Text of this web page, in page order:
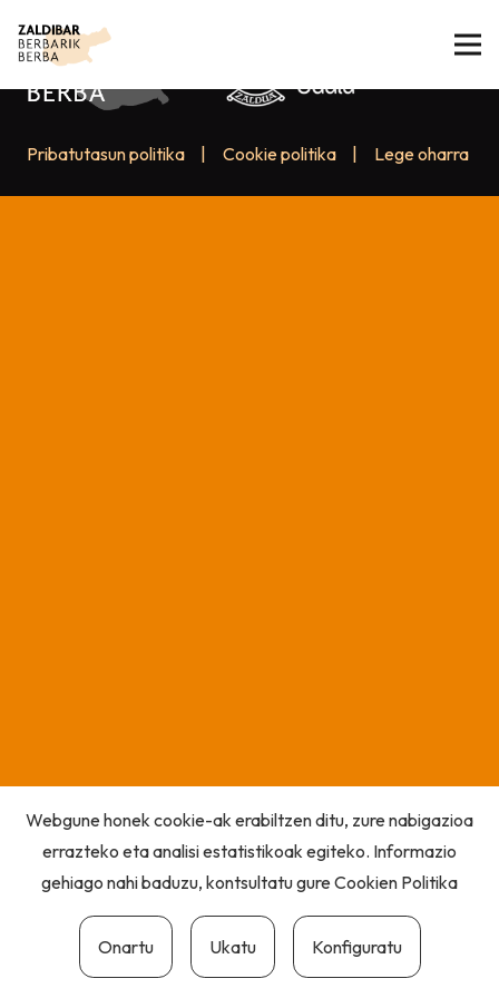
Pribatutasun politika Cookie politika Lege oharra
Webgune honek cookie-ak erabiltzen ditu, zure nabigazioa
errazteko eta analisi estatistikoak egiteko. Informazio
gehiago nahi baduzu, kontsultatu gureCookien Politika
Onartu Ukatu Konfiguratu